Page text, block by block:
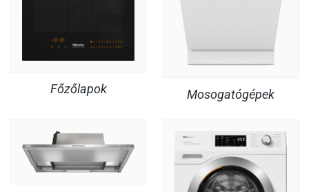
Főzőlapok Mosogatógépek